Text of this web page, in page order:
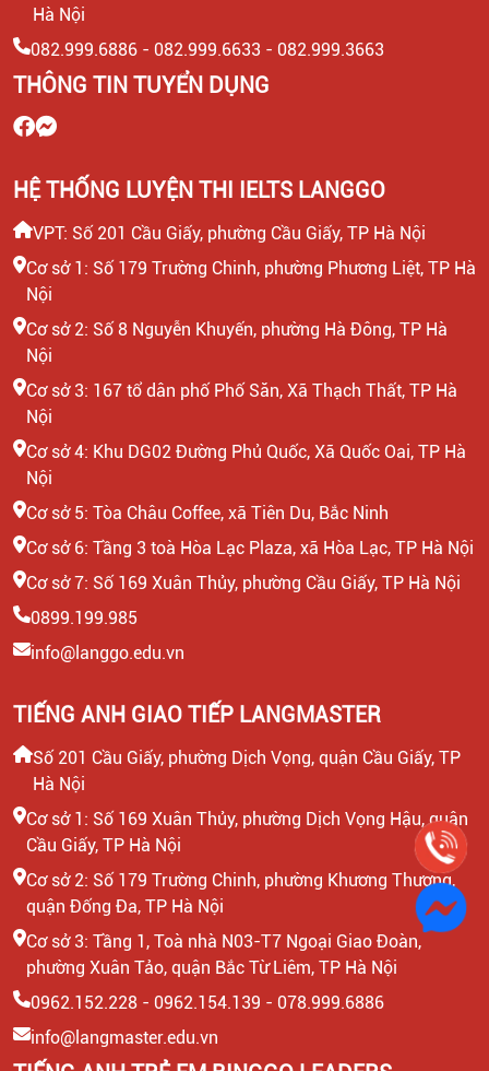
CTV KIỂM TRA NĂNG LỰC TIẾNG ANH ĐẦU VÀO CHO
HỌC VIÊN
Hà Nội
082.999.6886 - 082.999.6633 - 082.999.3663
THÔNG TIN TUYỂN DỤNG
HỆ THỐNG LUYỆN THI IELTS LANGGO
VPT: Số 201 Cầu Giấy, phường Cầu Giấy, TP Hà Nội
Cơ sở 1: Số 179 Trường Chinh, phường Phương Liệt, TP Hà
Nội
Cơ sở 2: Số 8 Nguyễn Khuyến, phường Hà Đông, TP Hà
Nội
Cơ sở 3: 167 tổ dân phố Phố Săn, Xã Thạch Thất, TP Hà
Nội
Cơ sở 4: Khu DG02 Đường Phủ Quốc, Xã Quốc Oai, TP Hà
Nội
Cơ sở 5: Tòa Châu Coffee, xã Tiên Du, Bắc Ninh
Cơ sở 6: Tầng 3 toà Hòa Lạc Plaza, xã Hòa Lạc, TP Hà Nội
Cơ sở 7: Số 169 Xuân Thủy, phường Cầu Giấy, TP Hà Nội
0899.199.985
info@langgo.edu.vn
TIẾNG ANH GIAO TIẾP LANGMASTER
Số 201 Cầu Giấy, phường Dịch Vọng, quận Cầu Giấy, TP
Hà Nội
Cơ sở 1: Số 169 Xuân Thủy, phường Dịch Vọng Hậu, quận
Cầu Giấy, TP Hà Nội
Cơ sở 2: Số 179 Trường Chinh, phường Khương Thượng,
quận Đống Đa, TP Hà Nội
Cơ sở 3: Tầng 1, Toà nhà N03-T7 Ngoại Giao Đoàn,
phường Xuân Tảo, quận Bắc Từ Liêm, TP Hà Nội
0962.152.228 - 0962.154.139 - 078.999.6886
info@langmaster.edu.vn